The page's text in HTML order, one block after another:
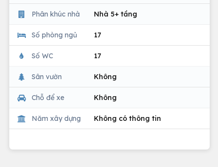
Phân khúc nhà Nhà 5+ tầng
Số phòng ngủ 17
Số WC 17
Sân vườn Không
Chỗ để xe Không
Năm xây dựng Không có thông tin